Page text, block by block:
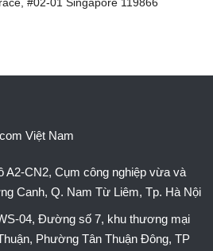
#02-01 Singapore 119866
Việt Nam
CN2, Cụm công nghiệp vừa và
Canh, Q. Nam Từ Liêm, Tp. Hà Nội
04, Đường số 7, khu thương mại
Phường Tân Thuận Đông, TP